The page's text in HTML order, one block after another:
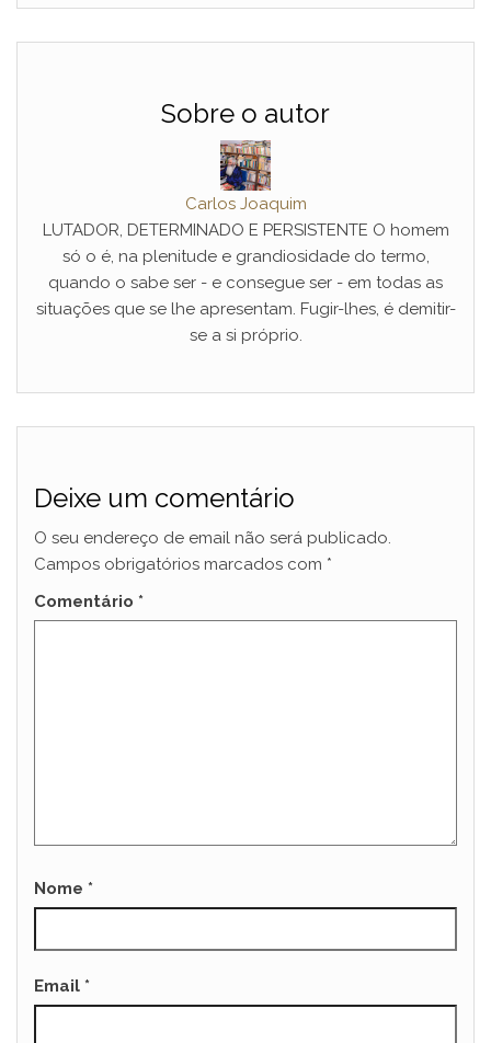
Sobre o autor
Carlos Joaquim
LUTADOR, DETERMINADO E PERSISTENTE O homem
só o é, na plenitude e grandiosidade do termo,
quando o sabe ser - e consegue ser - em todas as
situações que se lhe apresentam. Fugir-lhes, é demitir-
se a si próprio.
Deixe um comentário
O seu endereço de email não será publicado.
Campos obrigatórios marcados com *
Comentário *
Nome *
Email *